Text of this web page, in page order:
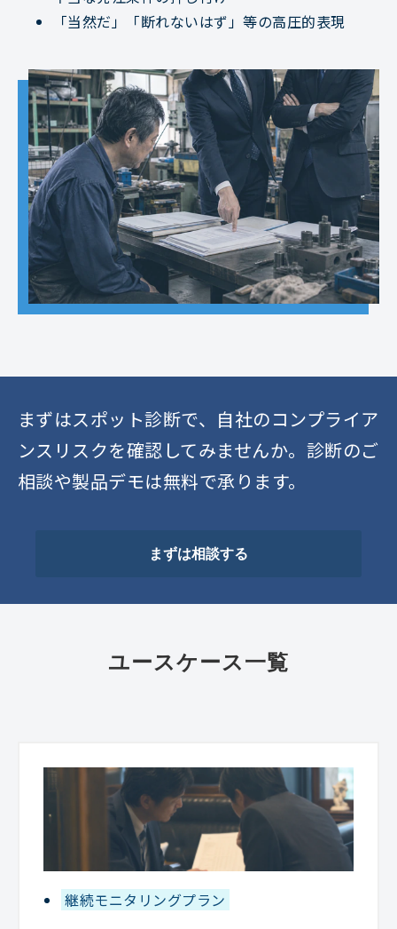
「当然だ」「断れないはず」等の高圧的表現
まずはスポット診断で、自社のコンプライア
ンスリスクを確認してみませんか。診断のご
相談や製品デモは無料で承ります。
まずは相談する
ユースケース一覧
継続モニタリングプラン